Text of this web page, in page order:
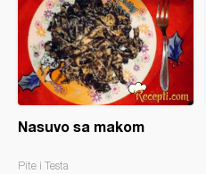
Nasuvo sa makom
Pite i Testa